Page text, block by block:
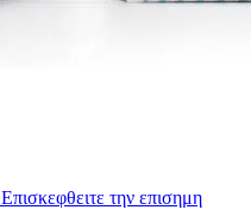
Επισκεφθειτε την επισημη